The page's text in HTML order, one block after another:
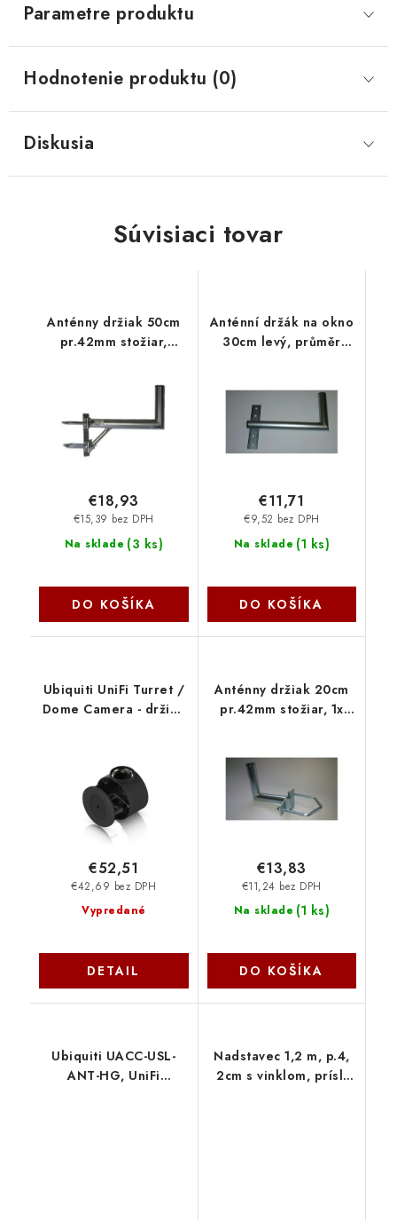
Parametre produktu
Hodnotenie produktu (0)
Diskusia
Súvisiaci tovar
Anténny držiak 50cm
pr.42mm stožiar,
PK50S422VV100 OEM
Na sklade (3 ks)
€15,39 bez DPH
€18,93
DO KOŠÍKA
Anténní držák na okno
30cm levý, průměr
Na sklade (1 ks)
€9,52 bez DPH
€11,71
DO KOŠÍKA
Ubiquiti UniFi Turret /
Dome Camera - držiak
CJB-B
Vypredané
€42,69 bez DPH
€52,51
DETAIL
Anténny držiak 20cm
pr.42mm stožiar, 1x
Na sklade (1 ks)
€11,24 bez DPH
€13,83
DO KOŠÍKA
Ubiquiti UACC-USL-
ANT-HG, UniFi
Nadstavec 1,2 m, p.4,
2cm s vinklom, prísl.